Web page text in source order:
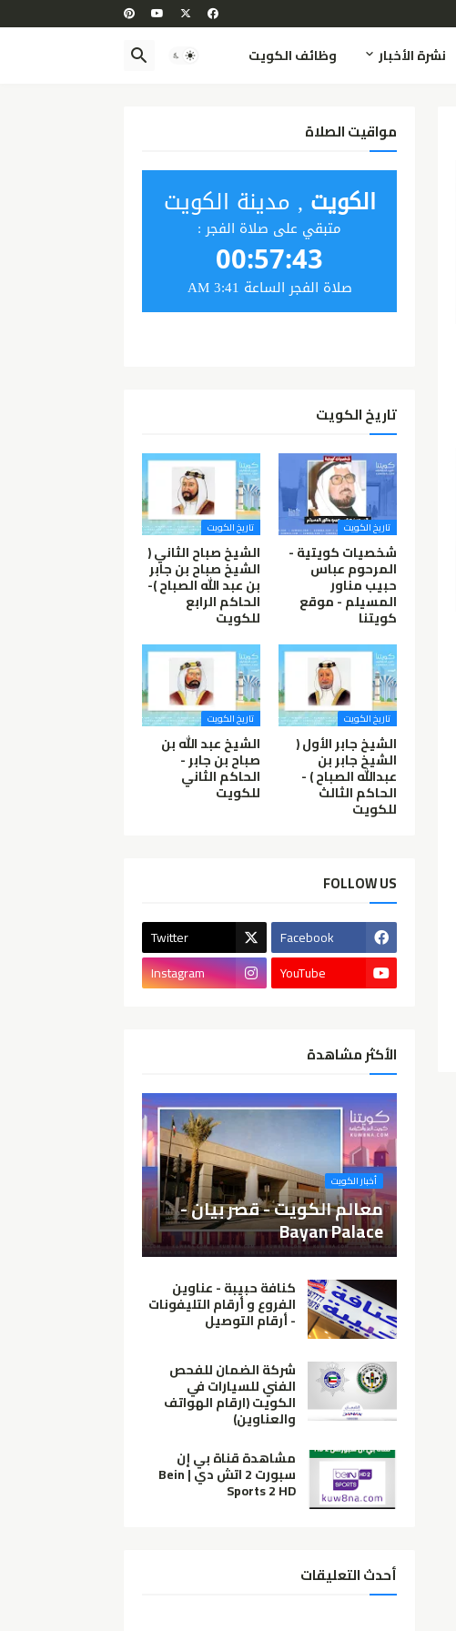
نشرة الأخبار وظائف الكويت
مواقيت الصلاة
تاريخ الكويت
تاريخ الكويت
شخصيات كويتية -
المرحوم عباس
حبيب مناور
المسيلم - موقع
كويتنا
تاريخ الكويت
الشيخ صباح الثاني (
الشيخ صباح بن جابر
بن عبد الله الصباح )-
الحاكم الرابع
للكويت
تاريخ الكويت
الشيخ جابر الأول (
الشيخ جابر بن
عبدالله الصباح ) -
الحاكم الثالث
للكويت
تاريخ الكويت
الشيخ عبد الله بن
صباح بن جابر -
الحاكم الثاني
للكويت
FOLLOW US
Facebook
Twitter
YouTube
Instagram
الأكثر مشاهدة
أخبار الكويت
معالم الكويت - قصر بيان -
Bayan Palace
كنافة حبيبة - عناوين
الفروع و أرقام التليفونات
- أرقام التوصيل
شركة الضمان للفحص
الفني للسيارات في
الكويت (ارقام الهواتف
والعناوين)
مشاهدة قناة بي إن
سبورت 2 اتش دي | Bein
Sports 2 HD
أحدث التعليقات